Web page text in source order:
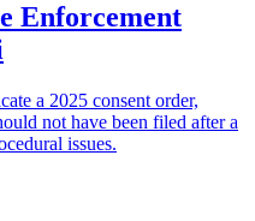
Enforcement
a 2025 consent order,
not have been filed after a
issues.